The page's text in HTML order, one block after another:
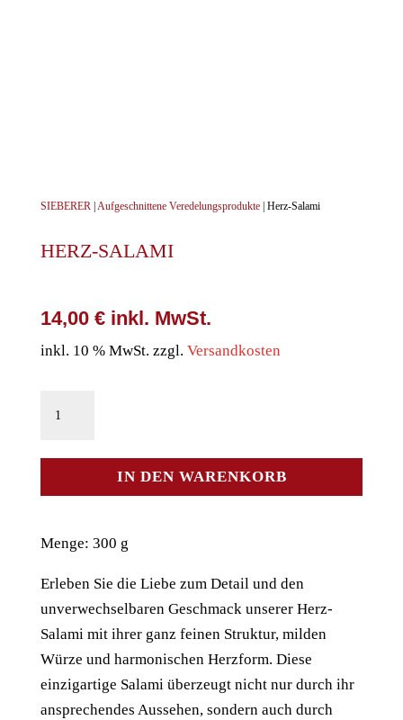
SIEBERER| Aufgeschnittene Veredelungsprodukte| Herz-Salami
HERZ-SALAMI
14,00 € inkl. MwSt.
inkl. 10 % MwSt. zzgl. Versandkosten
IN DEN WARENKORB
Menge: 300 g
Erleben Sie die Liebe zum Detail und den
unverwechselbaren Geschmack unserer Herz-
Salami mit ihrer ganz feinen Struktur, milden
Würze und harmonischen Herzform. Diese
einzigartige Salami überzeugt nicht nur durch ihr
ansprechendes Aussehen, sondern auch durch